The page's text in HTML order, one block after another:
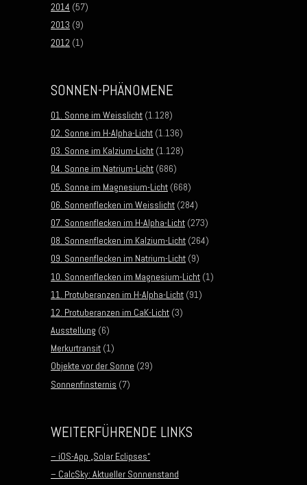
2014 (57)
2013 (9)
2012 (1)
SONNEN-PHÄNOMENE
01. Sonne im Weisslicht (1.128)
02. Sonne im H-Alpha-Licht (1.136)
03. Sonne im Kalzium-Licht (1.128)
04. Sonne im Natrium-Licht (686)
05. Sonne im Magnesium-Licht (668)
06. Sonnenflecken im Weisslicht (284)
07. Sonnenflecken im H-Alpha-Licht (273)
08. Sonnenflecken im Kalzium-Licht (264)
09. Sonnenflecken im Natrium-Licht (9)
10. Sonnenflecken im Magnesium-Licht (1)
11. Protuberanzen im H-Alpha-Licht (91)
12. Protuberanzen im CaK-Licht (3)
Ausstellung (6)
Merkurtransit (1)
Objekte vor der Sonne (29)
Sonnenfinsternis (7)
WEITERFÜHRENDE LINKS
– iOS-App „Solar Eclipses“
– CalcSky: Aktueller Sonnenstand